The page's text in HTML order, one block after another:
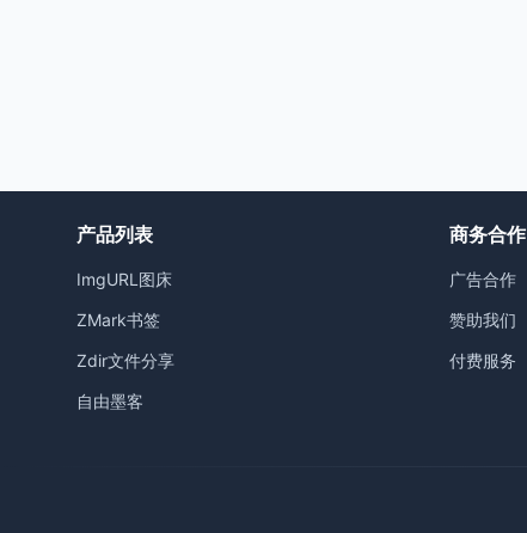
产品列表
ImgURL图床
ZMark书签
Zdir文件分享
自由墨客
商务合作
广告合作
赞助我们
付费服务